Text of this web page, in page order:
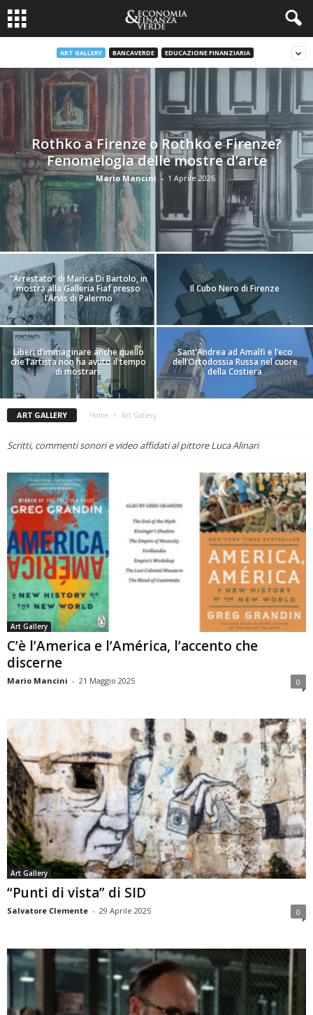
ART GALLERY BANCAVERDE EDUCAZIONE FINANZIARIA
Rothko a Firenze o Rothko e Firenze?
Fenomelogia delle mostre d’arte
Mario Mancini - 1 Aprile 2026
“Arrestato” di Marica Di Bartolo, in
mostra alla Galleria Fiaf presso
l’Arvis di Palermo
Il Cubo Nero di Firenze
Liberi d’immaginare anche quello
che l’artista non ha avuto il tempo
di mostrare
Sant’Andrea ad Amalfi e l’eco
dell’Ortodossia Russa nel cuore
della Costiera
ART GALLERY Home Art Gallery
Scritti, commenti sonori e video affidati al pittore Luca Alinari
Art Gallery
C’è l’America e l’América, l’accento che
discerne
Mario Mancini - 21 Maggio 2025 0
Art Gallery
“Punti di vista” di SID
Salvatore Clemente - 29 Aprile 2025 0